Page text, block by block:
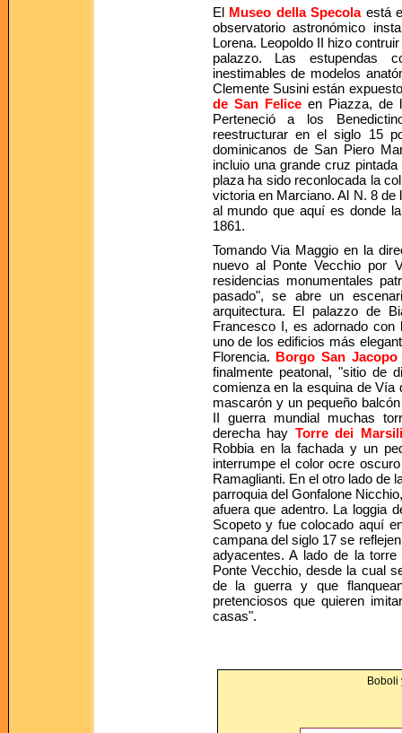
El Museo della Specolaestá
observatorio astronómico
Lorena. Leopoldo II hizo
palazzo. Las estupendas
inestimables de modelos
Clemente Susini están
de San Feliceen Piazza, de
Perteneció a los
reestructurar en el siglo 15
dominicanos de San Piero
incluio una grande cruz
plaza ha sido reconlocada la
victoria en Marciano. Al N. 8
al mundo que aquí es donde
1861.
Tomando Via Maggio en la
nuevo al Ponte Vecchio por
residencias monumentales
pasado", se abre un
arquitectura. El palazzo de
Francesco I, es adornado
uno de los edificios más
Florencia. Borgo San Jacopo
finalmente peatonal, "sitio de
comienza en la esquina de Vía
mascarón y un pequeño
II guerra mundial muchas
derecha hay Torre dei Marsili
Robbia en la fachada y un
interrumpe el color ocre
Ramaglianti. En el otro lado de
parroquia del Gonfalone
afuera que adentro. La loggia
Scopeto y fue colocado aquí
campana del siglo 17 se
adyacentes. A lado de la
Ponte Vecchio, desde la cual
de la guerra y que
pretenciosos que quieren
casas".
Boboli